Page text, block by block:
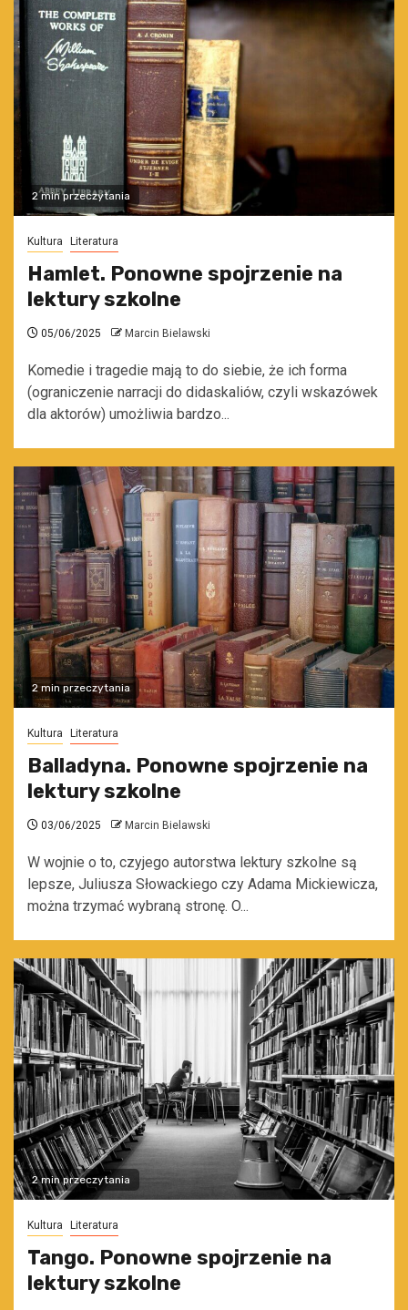
2 min przeczytania
Kultura Literatura
Hamlet. Ponowne spojrzenie na
lektury szkolne
05/06/2025 Marcin Bielawski
Komedie i tragedie mają to do siebie, że ich forma
(ograniczenie narracji do didaskaliów, czyli wskazówek
dla aktorów) umożliwia bardzo...
2 min przeczytania
Kultura Literatura
Balladyna. Ponowne spojrzenie na
lektury szkolne
03/06/2025 Marcin Bielawski
W wojnie o to, czyjego autorstwa lektury szkolne są
lepsze, Juliusza Słowackiego czy Adama Mickiewicza,
można trzymać wybraną stronę. O...
2 min przeczytania
Kultura Literatura
Tango. Ponowne spojrzenie na
lektury szkolne